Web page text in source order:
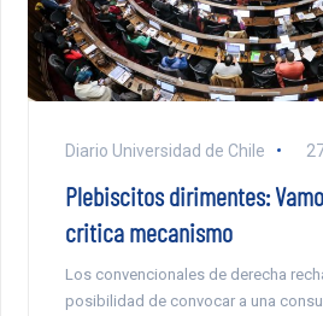
Diario Universidad de Chile
Plebiscitos dirimentes:
critica mecanismo
Los convencionales de derecha
posibilidad de convocar a una